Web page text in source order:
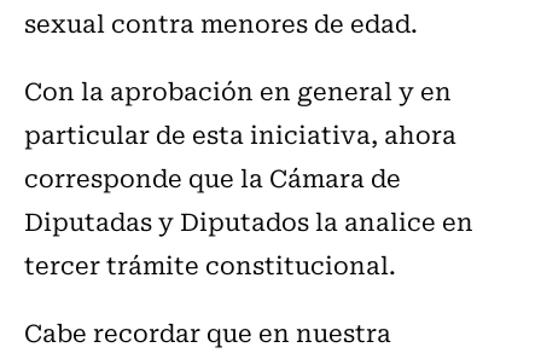
sexual contra menores de edad.
Con la aprobación en general y en
particular de esta iniciativa, ahora
corresponde que la Cámara de
Diputadas y Diputados la analice en
tercer trámite constitucional.
Cabe recordar que en nuestra